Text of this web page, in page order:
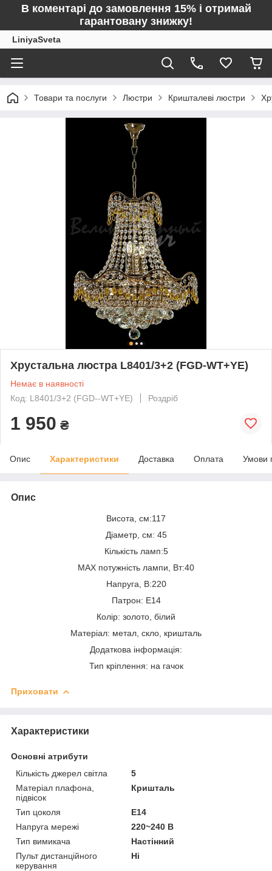
В коментарі до замовлення 15% і отримай
гарантовану знижку!
LiniyaSveta
Товари та послуги Люстри Кришталеві люстри
Хрустальна люстра L8401/3+2 (FGD-WT+YE)
Немає в наявності
Код: L8401/3+2 (FGD--WT+YE)
Роздріб
1 950 ₴
Опис Характеристики Доставка Оплата Умови
Опис
Висота, см:117
Діаметр, см: 45
Кількість ламп:5
MAX потужність лампи, Вт:40
Напруга, В:220
Патрон: Е14
Колір: золото, білий
Матеріал: метал, скло, кришталь
Додаткова інформація:
Тип кріплення: на гачок
Приховати
Характеристики
Основні атрибути
Кількість джерел світла
5
Матеріал плафона,
підвісок
Кришталь
Тип цоколя
E14
Напруга мережі
220~240 В
Тип вимикача
Настінний
Пульт дистанційного
керування
Ні